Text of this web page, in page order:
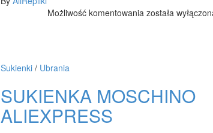
Możliwość komentowania ADIDAS
została
Sukienki / Ubrania
SUKIENKA MOSCHINO
ALIEXPRESS